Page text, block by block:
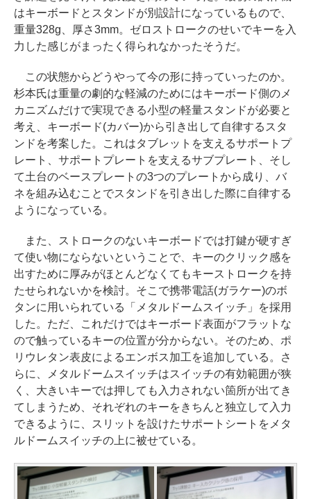
はキーボードとスタンドが別設計になっているもので、
重量328g、厚さ3mm。ゼロストロークのせいでキーを入
力した感じがまったく得られなかったそうだ。
この状態からどうやって今の形に持っていったのか。
杉本氏は重量の劇的な軽減のためにはキーボード側のメ
カニズムだけで実現できる小型の軽量スタンドが必要と
考え、キーボード(カバー)から引き出して自律するスタ
ンドを考案した。これはタブレットを支えるサポートプ
レート、サポートプレートを支えるサブプレート、そし
て土台のベースプレートの3つのプレートから成り、バ
ネを組み込むことでスタンドを引き出した際に自律する
ようになっている。
また、ストロークのないキーボードでは打鍵が硬すぎ
て使い物にならないということで、キーのクリック感を
出すために厚みがほとんどなくてもキーストロークを持
たせられないかを検討。そこで携帯電話(ガラケー)のボ
タンに用いられている「メタルドームスイッチ」を採用
した。ただ、これだけではキーボード表面がフラットな
ので触っているキーの位置が分からない。そのため、ポ
リウレタン表皮によるエンボス加工を追加している。さ
らに、メタルドームスイッチはスイッチの有効範囲が狭
く、大きいキーでは押しても入力されない箇所が出てき
てしまうため、それぞれのキーをきちんと独立して入力
できるように、スリットを設けたサポートシートをメタ
ルドームスイッチの上に被せている。